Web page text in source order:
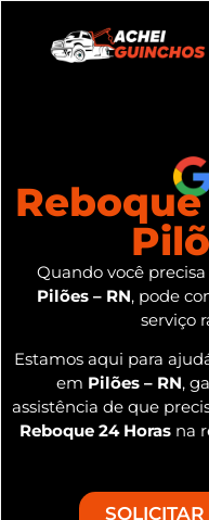
Quando você
Pilões – RN, pode
serviço
Estamos aqui para
em Pilões – RN,
assistência de que
Reboque 24 Horasna